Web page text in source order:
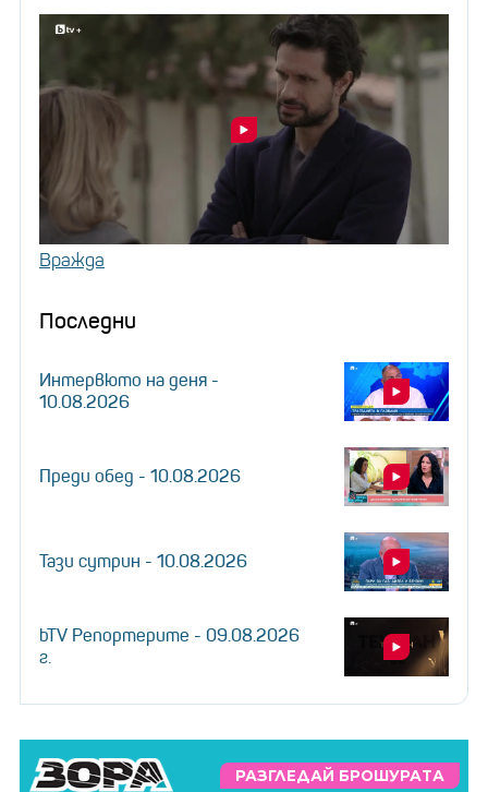
Вражда
Последни
Интервюто на деня -
10.08.2026
Преди обед - 10.08.2026
Тази сутрин - 10.08.2026
bTV Репортерите - 09.08.2026
г.
РАЗГЛЕДАЙ БРОШУРАТА